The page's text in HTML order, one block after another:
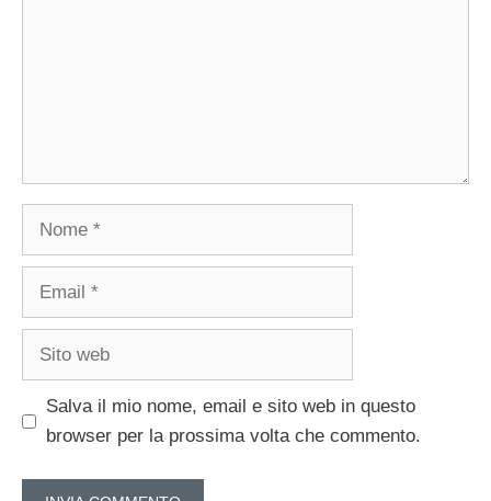
Nome
Email
Sito
Salva il mio nome, email e sito web in questo
browser per la prossima volta che commento.